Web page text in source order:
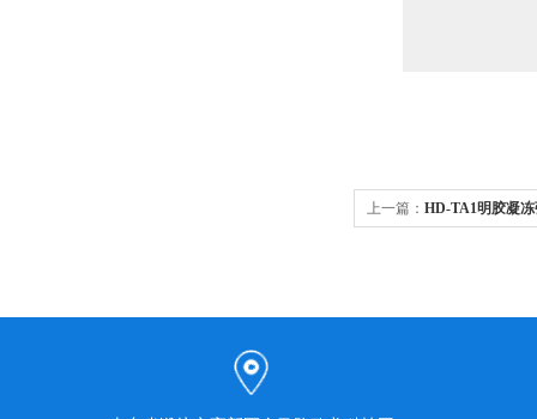
上一篇： HD-TA1明胶凝